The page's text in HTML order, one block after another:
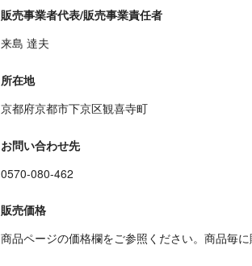
販売事業者代表/販売事業責任者
来島 達夫
所在地
京都府京都市下京区観喜寺町
お問い合わせ先
0570-080-462
販売価格
商品ページの価格欄をご参照ください。商品毎に